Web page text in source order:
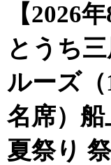
【2026
とうち
ルーズ
名席）
夏祭り